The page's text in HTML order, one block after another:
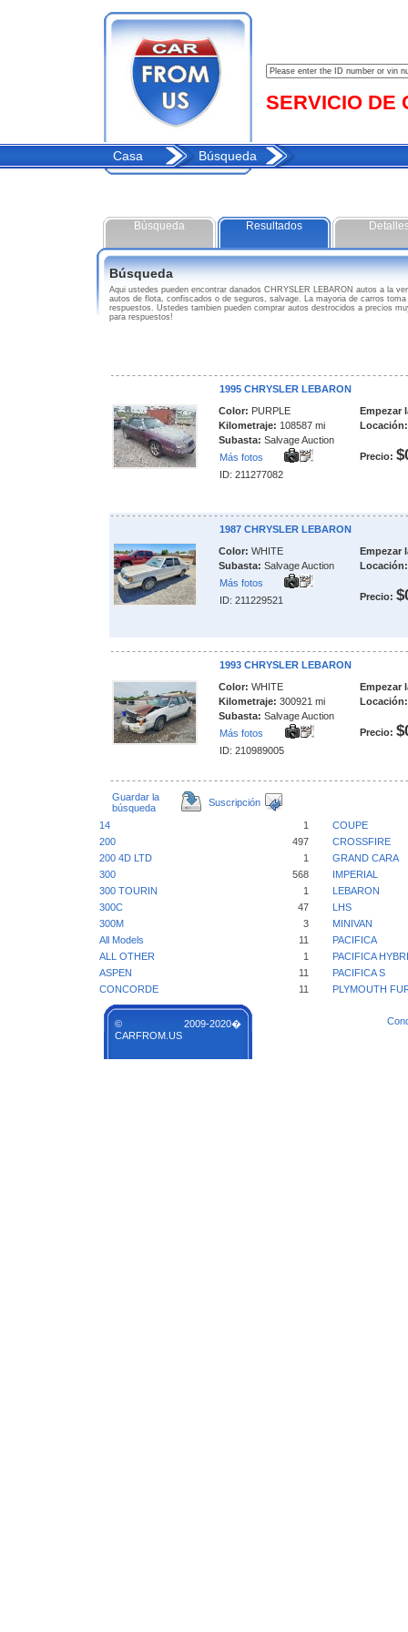
SERVICIO DE
Casa Búsqueda
Búsqueda Resultados
Búsqueda
Aqui ustedes pueden encontrar danados CHRYSLER LEBARON autos a la
autos de flota, confiscados o de seguros, salvage. La mayoria de carros
respuestos. Ustedes tambien pueden comprar autos destrocidos a precios
para respuestos!
1995 CHRYSLER LEBARON
Color: PURPLE
Kilometraje: 108587 mi
Subasta: Salvage Auction
Más fotos
ID: 211277082
Empezar
Locación:
Precio:
1987 CHRYSLER LEBARON
Color: WHITE
Subasta: Salvage Auction
Más fotos
ID: 211229521
Empezar
Locación:
Precio:
1993 CHRYSLER LEBARON
Color: WHITE
Kilometraje: 300921 mi
Subasta: Salvage Auction
Más fotos
ID: 210989005
Empezar
Locación:
Precio:
Guardar la
búsqueda
Suscripción
14 1
COUPE
200
497
CROSSFIRE
200 4D LTD
1
GRAND CARA
300
568
IMPERIAL
300 TOURIN
1
LEBARON
300C
47
LHS
300M
3
MINIVAN
All Models
11
PACIFICA
ALL OTHER
1
PACIFICA
ASPEN
11
PACIFICA S
CONCORDE
11 PLYMOUTH
© 2009-2020�
CARFROM.US